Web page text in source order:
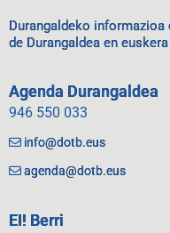
Durangaldeko
de Durangaldea en euskera
Agenda Durangaldea
946 550 033
info@dotb.eus
agenda@dotb.eus
EI! Berri